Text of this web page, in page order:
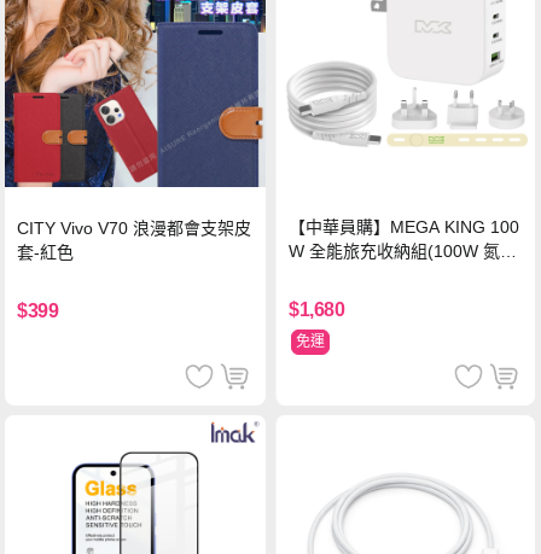
CITY Vivo V70 浪漫都會支架皮
套-紅色
$399
【中華員購】MEGA KING 100
W 全能旅充收納組(100W 氮化
萬國轉接器)
$1,680
免運